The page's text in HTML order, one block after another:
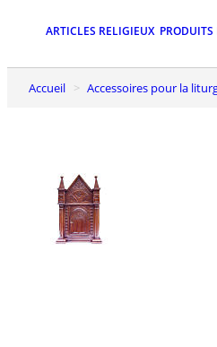
ARTICLES RELIGIEUX PRODUITS
Accueil Accessoires pour la